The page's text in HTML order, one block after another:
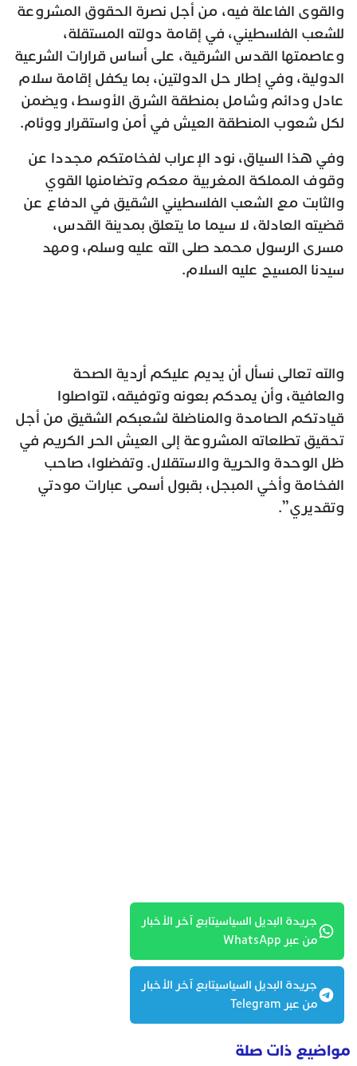
والقوى الفاعلة فيه، من أجل نصرة الحقوق المشروعة
للشعب الفلسطيني، في إقامة دولته المستقلة،
وعاصمتها القدس الشرقية، على أساس قرارات الشرعية
الدولية، وفي إطار حل الدولتين، بما يكفل إقامة سلام
عادل ودائم وشامل بمنطقة الشرق الأوسط، ويضمن
لكل شعوب المنطقة العيش في أمن واستقرار ووئام.
وفي هذا السياق، نود الإعراب لفخامتكم مجددا عن
وقوف المملكة المغربية معكم وتضامنها القوي
والثابت مع الشعب الفلسطيني الشقيق في الدفاع عن
قضيته العادلة، لا سيما ما يتعلق بمدينة القدس،
مسرى الرسول محمد صلى الله عليه وسلم، ومهد
سيدنا المسيح عليه السلام.
والله تعالى نسأل أن يديم عليكم أردية الصحة
والعافية، وأن يمدكم بعونه وتوفيقه، لتواصلوا
قيادتكم الصامدة والمناضلة لشعبكم الشقيق من أجل
تحقيق تطلعاته المشروعة إلى العيش الحر الكريم في
ظل الوحدة والحرية والاستقلال. وتفضلوا، صاحب
الفخامة وأخي المبجل، بقبول أسمى عبارات مودتي
وتقديري”.
جريدة البديل السياسيتابع آخر الأخبار
من عبر WhatsApp
جريدة البديل السياسيتابع آخر الأخبار
من عبر Telegram
مواضيع ذات صلة